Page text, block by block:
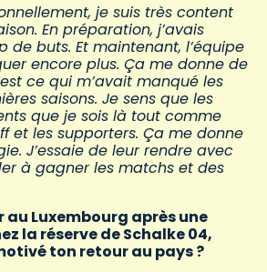
je suis très content
En préparation, j’avais
de buts. Et maintenant, l’équipe
encore plus. Ça me donne de
ce qui m’avait manqué les
saisons. Je sens que les
que je sois là tout comme
et les supporters. Ça me donne
J’essaie de leur rendre avec
à gagner les matchs et des
Luxembourg après une
la réserve de Schalke 04,
ton retour au pays ?